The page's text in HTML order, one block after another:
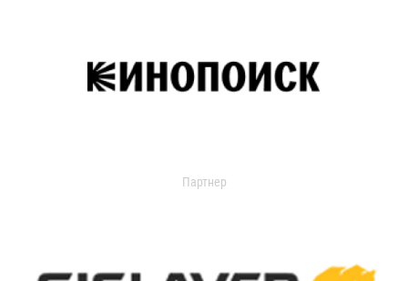
Партнер